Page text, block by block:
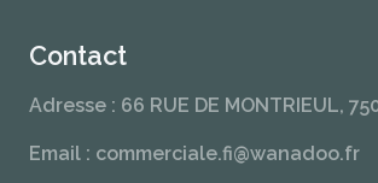
Contact
Adresse : 66 RUE DE MONTRIEUL,
Email : commerciale.fi@wanadoo.fr